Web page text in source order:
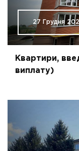
27 Грудня
Квартири,
виплату)